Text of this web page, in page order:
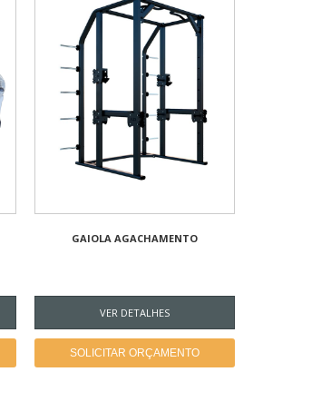
GAIOLA AGACHAMENTO
VER DETALHES
SOLICITAR ORÇAMENTO